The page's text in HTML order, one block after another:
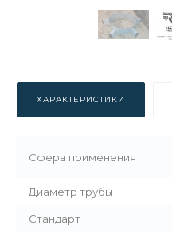
ХАРАКТЕРИСТИКИ
Сфера применения
Диаметр трубы
Стандарт